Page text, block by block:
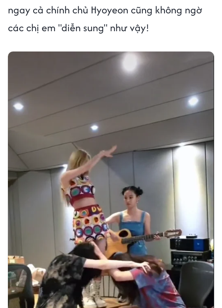
ngay cả chính chủ Hyoyeon cũng không ngờ
các chị em "diễn sung" như vậy!